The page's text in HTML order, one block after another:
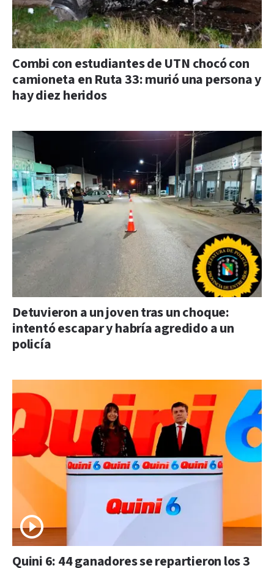
Combi con estudiantes de UTN chocó con
camioneta en Ruta 33: murió una persona y
hay diez heridos
Detuvieron a un joven tras un choque:
intentó escapar y habría agredido a un
policía
Quini 6: 44 ganadores se repartieron los 3